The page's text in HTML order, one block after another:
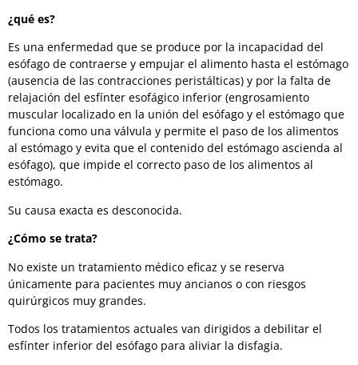
¿qué es?
Es una enfermedad que se produce por la incapacidad del
esófago de contraerse y empujar el alimento hasta el estómago
(ausencia de las contracciones peristálticas) y por la falta de
relajación del esfínter esofágico inferior (engrosamiento
muscular localizado en la unión del esófago y el estómago que
funciona como una válvula y permite el paso de los alimentos
al estómago y evita que el contenido del estómago ascienda al
esófago), que impide el correcto paso de los alimentos al
estómago.
Su causa exacta es desconocida.
¿Cómo se trata?
No existe un tratamiento médico eficaz y se reserva
únicamente para pacientes muy ancianos o con riesgos
quirúrgicos muy grandes.
Todos los tratamientos actuales van dirigidos a debilitar el
esfínter inferior del esófago para aliviar la disfagia.